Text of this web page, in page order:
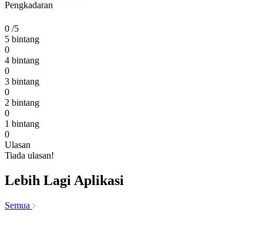
Pengkadaran
0 /5
5 bintang
0
4 bintang
0
3 bintang
0
2 bintang
0
1 bintang
0
Ulasan
Tiada ulasan!
Lebih Lagi Aplikasi
Semua